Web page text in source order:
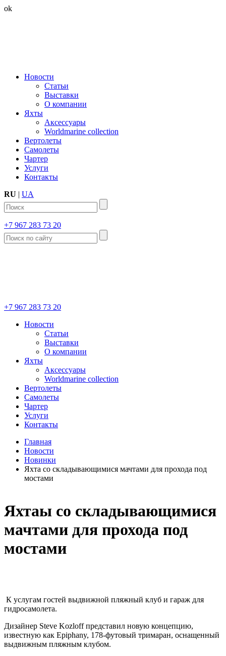
ok
Новости
Статьи
Выставки
О компании
Яхты
Аксессуары
Worldmarine collection
Вертолеты
Самолеты
Чартер
Услуги
Контакты
RU | UA
+7 967 283 73 20
+7 967 283 73 20
Новости
Статьи
Выставки
О компании
Яхты
Аксессуары
Worldmarine collection
Вертолеты
Самолеты
Чартер
Услуги
Контакты
Главная
Новости
Новинки
Яхта со складывающимися мачтами для прохода под
мостами
Яхтаы со складывающимися
мачтами для прохода под
мостами
К услугам гостей выдвижной пляжный клуб и гараж для
гидросамолета.
Дизайнер Steve Kozloff представил новую концепцию,
известную как Epiphany, 178-футовый тримаран, оснащенный
выдвижным пляжным клубом.